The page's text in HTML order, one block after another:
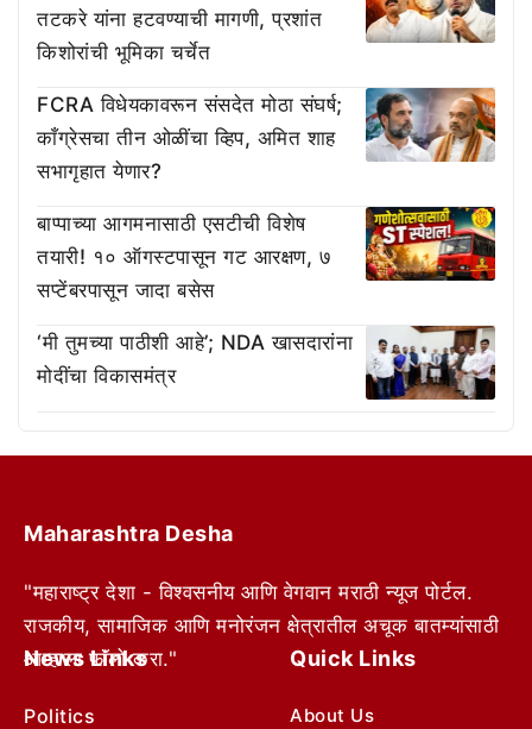
तटकरे यांना हटवण्याची मागणी, प्रशांत
किशोरांची भूमिका चर्चेत
FCRA विधेयकावरून संसदेत मोठा संघर्ष;
काँग्रेसचा तीन ओळींचा व्हिप, अमित शाह
सभागृहात येणार?
बाप्पाच्या आगमनासाठी एसटीची विशेष
तयारी! १० ऑगस्टपासून गट आरक्षण, ७
सप्टेंबरपासून जादा बसेस
‘मी तुमच्या पाठीशी आहे’; NDA खासदारांना
मोदींचा विकासमंत्र
Maharashtra Desha
"महाराष्ट्र देशा - विश्वसनीय आणि वेगवान मराठी न्यूज पोर्टल.
राजकीय, सामाजिक आणि मनोरंजन क्षेत्रातील अचूक बातम्यांसाठी
आम्हाला फॉलो करा."
News Links
Politics
Quick Links
About Us